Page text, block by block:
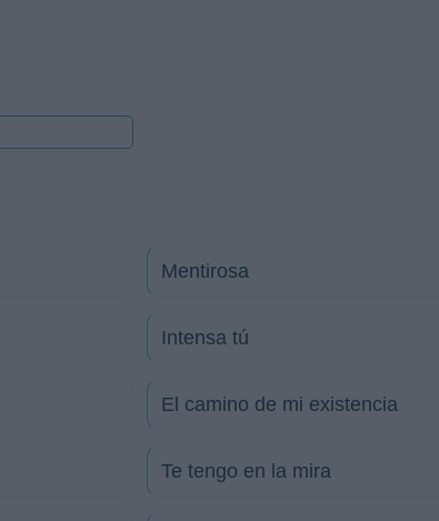
Mentirosa
Intensa tú
El camino de mi existencia
Te tengo en la mira